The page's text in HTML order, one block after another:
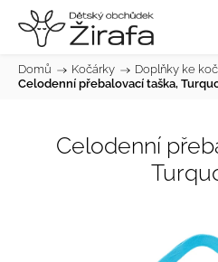
Domů / Kočárky / Doplňky ke
Celodenní přebalovací taška,
Celodenní